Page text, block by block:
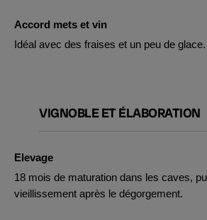
Accord mets et vin
Idéal avec des fraises et un peu de glace.
VIGNOBLE ET ÉLABORATION
Elevage
18 mois de maturation dans les caves,
vieillissement après le dégorgement.